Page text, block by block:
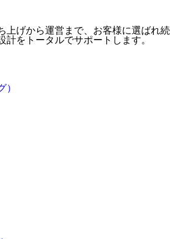
上げから運営まで、お客様に選ばれ続
計をトータルでサポートします。
）